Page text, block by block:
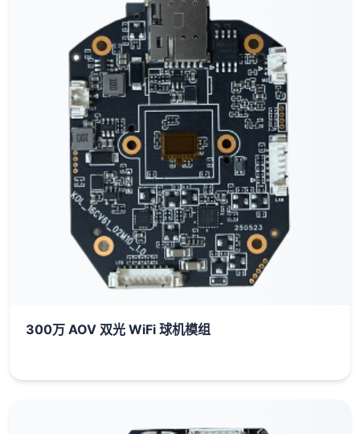
300万 AOV 双光 WiFi 球机模组